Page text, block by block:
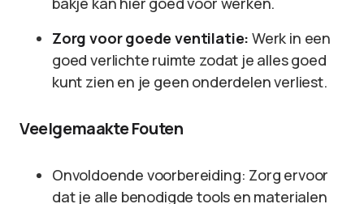
Zorg voor goede ventilatie: Werk in een
goed verlichte ruimte zodat je alles goed
kunt zien en je geen onderdelen verliest.
Veelgemaakte Fouten
Onvoldoende voorbereiding: Zorg ervoor
dat je alle benodigde tools en materialen